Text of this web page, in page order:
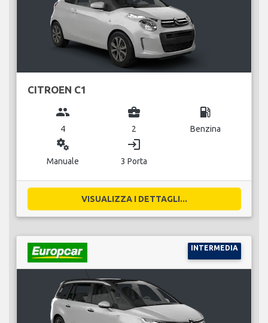
CITROEN C1
group
4
business_center
2
local_gas_station
Benzina
miscellaneous_services
Manuale
login
3 Porta
VISUALIZZA I DETTAGLI...
INTERMEDIA